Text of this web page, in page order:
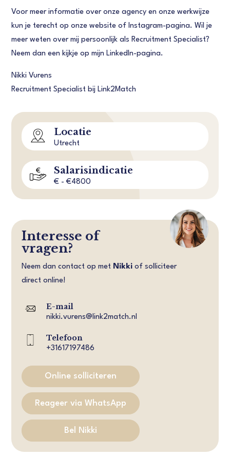
Voor meer informatie over onze agency en onze werkwijze
kun je terecht op onze website of Instagram-pagina. Wil je
meer weten over mij persoonlijk als Recruitment Specialist?
Neem dan een kijkje op mijn LinkedIn-pagina.
Nikki Vurens
Recruitment Specialist bij Link2Match
Locatie
Utrecht
Salarisindicatie
€ - €4800
Interesse of
vragen?
Neem dan contact op met Nikkiof solliciteer
direct online!
E-mail
nikki.vurens@link2match.nl
Telefoon
+31617197486
Online solliciteren
Reageer via WhatsApp
Bel Nikki